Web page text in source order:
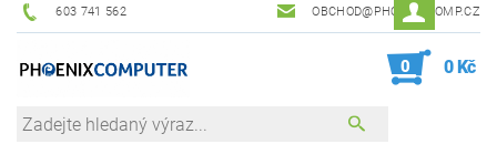
603 741 562 OBCHOD@PHOENIXCOMP.CZ
0 0 Kč